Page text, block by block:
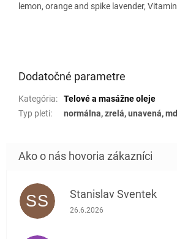
lemon, orange and spike lavender,
Dodatočné parametre
Kategória:
Telové a masážne oleje
Typ pleti: normálna, zrelá, unavená,
SS Stanislav Sventek
Hodnotenie obchodu je 5 z 5
26.6.2026